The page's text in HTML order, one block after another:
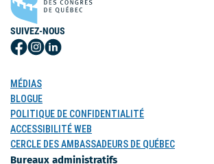
SUIVEZ-NOUS
Suivez-
sur
Facebook
Suivez-
Instagram
Suivez-
MÉDIAS
BLOGUE
POLITIQUE DE CONFIDENTIALITÉ
ACCESSIBILITÉ WEB
CERCLE DES AMBASSADEURS DE QUÉBEC
Bureaux administratifs